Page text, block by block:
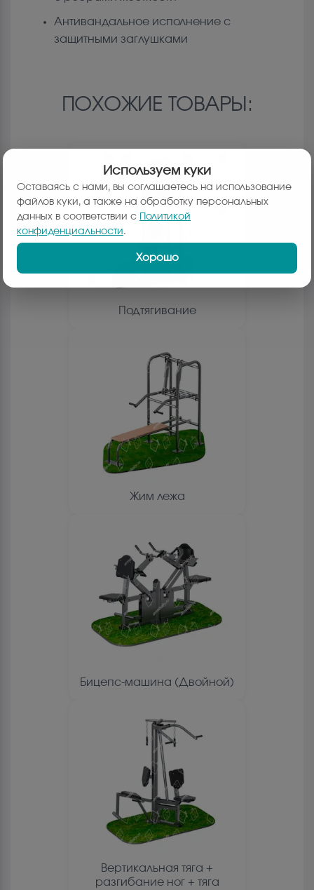
Антивандальное исполнение с
защитными заглушками
ПОХОЖИЕ ТОВАРЫ:
Подтягивание
Жим лежа
Бицепс-машина (Двойной)
Вертикальная тяга +
разгибание ног + тяга
Используем куки
Оставаясь с нами, вы соглашаетесь на использование
файлов куки, а также на обработку персональных
данных в соответствии с
Политикой
конфиденциальности.
Хорошо